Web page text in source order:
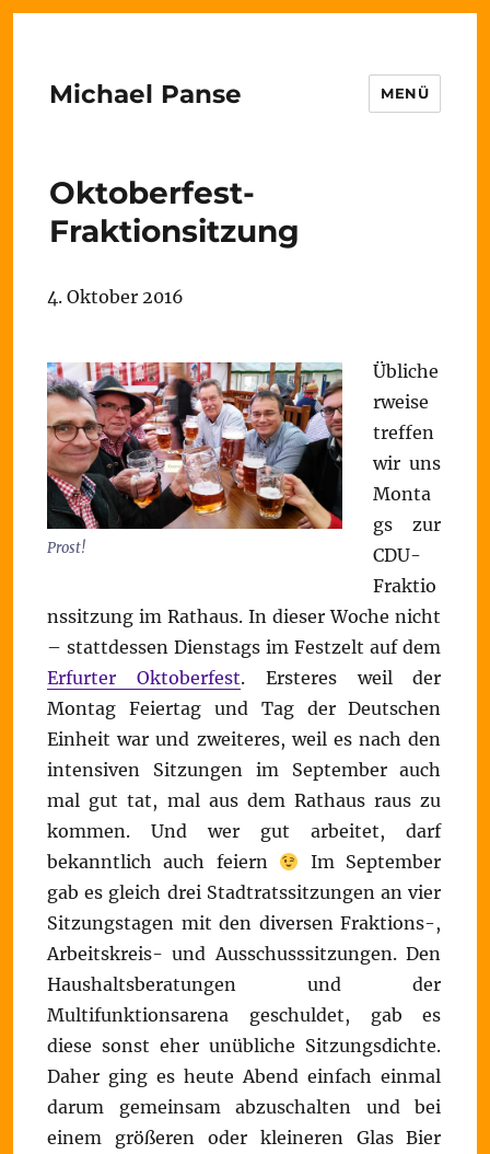
Michael Panse MENÜ
Oktoberfest-
Fraktionsitzung
4. Oktober 2016
Prost!
Übliche
rweise
treffen
wir uns
Monta
gs zur
CDU-
Fraktio
nssitzung im Rathaus. In dieser Woche nicht
– stattdessen Dienstags im Festzelt auf dem
Erfurter Oktoberfest. Ersteres weil der
Montag Feiertag und Tag der Deutschen
Einheit war und zweiteres, weil es nach den
intensiven Sitzungen im September auch
mal gut tat, mal aus dem Rathaus raus zu
kommen. Und wer gut arbeitet, darf
bekanntlich auch feiern
Im September
gab es gleich drei Stadtratssitzungen an vier
Sitzungstagen mit den diversen Fraktions-,
Arbeitskreis- und Ausschusssitzungen. Den
Haushaltsberatungen und der
Multifunktionsarena geschuldet, gab es
diese sonst eher unübliche Sitzungsdichte.
Daher ging es heute Abend einfach einmal
darum gemeinsam abzuschalten und bei
einem größeren oder kleineren Glas Bier